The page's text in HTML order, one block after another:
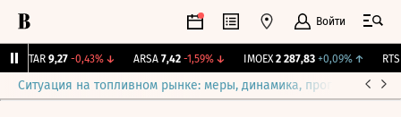
Войти
UTAR 9,27 -0,43%↓ ARSA 7,42 -1,59%↓ IMOEX 2 287,83 +0,09%↑ RTSI
Ситуация на топливном рынке: меры, динамика, прогнозы